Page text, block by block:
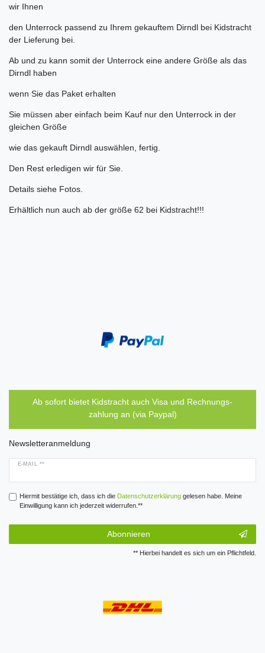
wir Ihnen
den Unterrock passend zu Ihrem gekauftem Dirndl bei Kidstracht
der Lieferung bei.
Ab und zu kann somit der Unterrock eine andere Größe als das
Dirndl haben
wenn Sie das Paket erhalten
Sie müssen aber einfach beim Kauf nur den Unterrock in der
gleichen Größe
wie das gekauft Dirndl auswählen, fertig.
Den Rest erledigen wir für Sie.
Details siehe Fotos.
Erhältlich nun auch ab der größe 62 bei Kidstracht!!!
Ab sofort bietet Kidstracht auch Visa und Rechnungs-
zahlung an (via Paypal)
Newsletteranmeldung
E-MAIL **
Hiermit bestätige ich, dass ich die Daten­schutz­erklärunggelesen habe. Meine
Einwilligung kann ich jederzeit widerrufen.**
Abonnieren
** Hierbei handelt es sich um ein Pflichtfeld.